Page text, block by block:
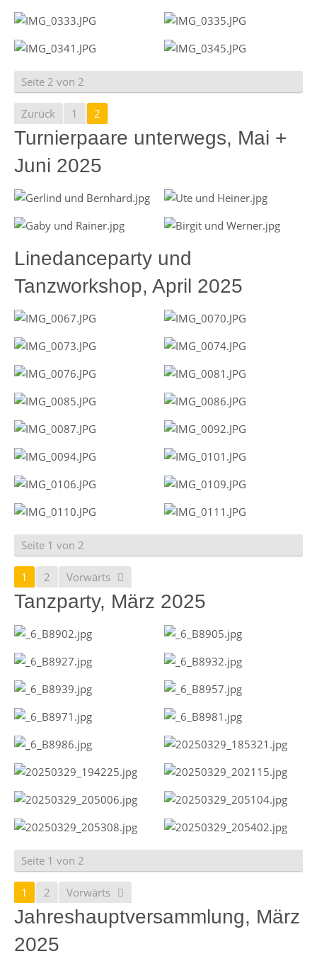
Seite 2 von 2
Zurück 1 2
Turnierpaare unterwegs, Mai +
Juni 2025
Linedanceparty und
Tanzworkshop, April 2025
Seite 1 von 2
1 2 Vorwärts
Tanzparty, März 2025
Seite 1 von 2
1 2 Vorwärts
Jahreshauptversammlung, März
2025